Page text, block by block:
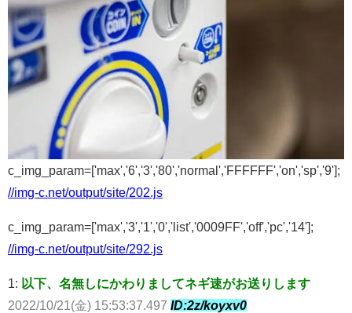
c_img_param=['max','6','3','80','normal','FFFFFF','on','sp','9'];
//img-c.net/output/site/202.js
c_img_param=['max','3','1','0','list','0009FF','off','pc','14'];
//img-c.net/output/site/292.js
1: 以下、名無しにかわりましてネギ速がお送りします
2022/10/21(金) 15:53:37.497 ID:2z/koyxv0